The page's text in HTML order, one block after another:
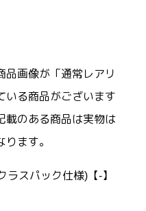
品画像が「通常レアリ
いる商品がございます
載のある商品は実物は
ます。
スパック仕様)【-】